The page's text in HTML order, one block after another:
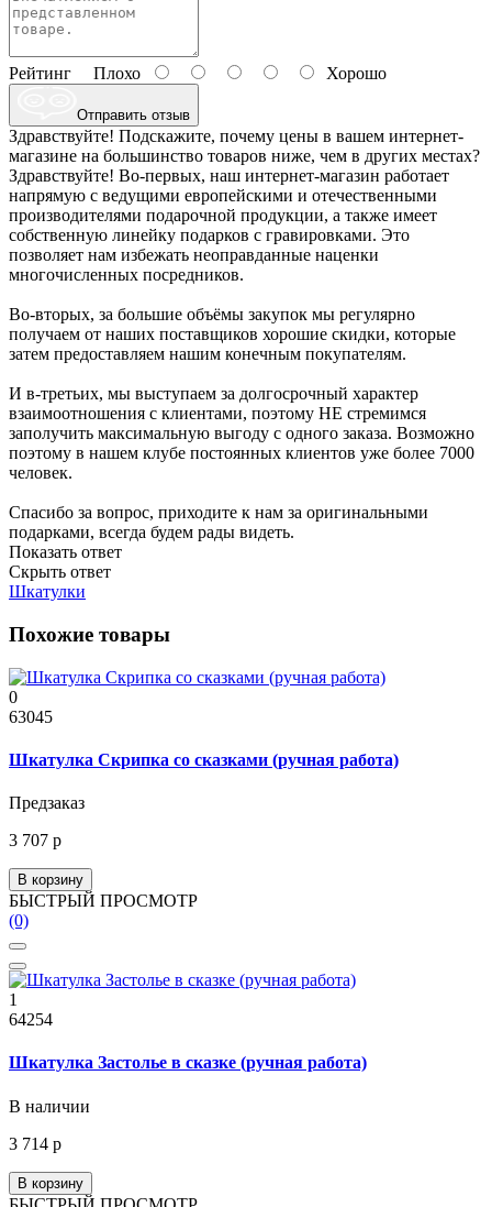
Рейтинг Плохо Хорошо
Отправить отзыв
Здравствуйте! Подскажите, почему цены в вашем интернет-
магазине на большинство товаров ниже, чем в других местах?
Здравствуйте! Во-первых, наш интернет-магазин работает
напрямую с ведущими европейскими и отечественными
производителями подарочной продукции, а также имеет
собственную линейку подарков с гравировками. Это
позволяет нам избежать неоправданные наценки
многочисленных посредников.
Во-вторых, за большие объёмы закупок мы регулярно
получаем от наших поставщиков хорошие скидки, которые
затем предоставляем нашим конечным покупателям.
И в-третьих, мы выступаем за долгосрочный характер
взаимоотношения с клиентами, поэтому НЕ стремимся
заполучить максимальную выгоду с одного заказа. Возможно
поэтому в нашем клубе постоянных клиентов уже более 7000
человек.
Спасибо за вопрос, приходите к нам за оригинальными
подарками, всегда будем рады видеть.
Показать ответ
Скрыть ответ
Шкатулки
Похожие товары
0
63045
Шкатулка Скрипка со сказками (ручная работа)
Предзаказ
3 707 р
В корзину
БЫСТРЫЙ ПРОСМОТР
(0)
1
64254
Шкатулка Застолье в сказке (ручная работа)
В наличии
3 714 р
В корзину